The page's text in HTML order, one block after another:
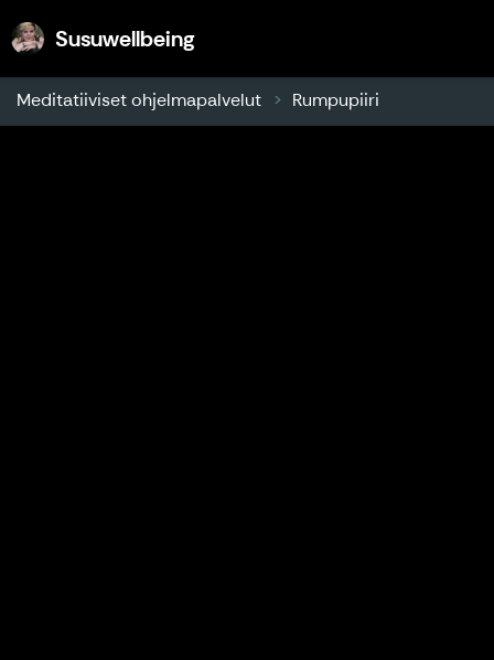
SusuwellbeingSusuwellbeing
Meditatiiviset ohjelmapalvelut Rumpupiiri